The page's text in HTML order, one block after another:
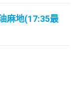
麻地(17:35最